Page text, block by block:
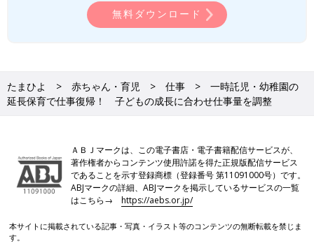
無料ダウンロード
たまひよ 赤ちゃん・育児 仕事
一時託児・幼稚園の
延長保育で仕事復帰！ 子どもの成長に合わせ仕事量を調整
ＡＢＪマークは、この電子書店・電子書籍配信サービスが、
著作権者からコンテンツ使用許諾を得た正規版配信サービス
であることを示す登録商標（登録番号 第11091000号）です。
ABJマークの詳細、ABJマークを掲示しているサービスの一覧
はこちら→https://aebs.or.jp/
本サイトに掲載されている記事・写真・イラスト等のコンテンツの無断転載を禁じま
す。